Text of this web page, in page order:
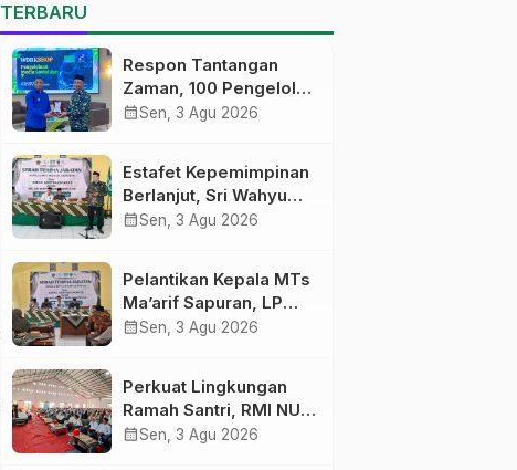
TERBARU
Respon Tantangan
Zaman, 100 Pengelola
Medsos Sekolah
Digital
calendar_monthSen, 3 Agu 2026
Estafet Kepemimpinan
Berlanjut, Sri Wahyu
Susilowati Resmi
calendar_monthSen, 3 Agu 2026
Pelantikan Kepala MTs
Ma’arif Sapuran, LP
Ma’arif NU Wonosobo
Kepemimpinan
Nahdliyah
calendar_monthSen, 3 Agu 2026
Perkuat Lingkungan
Ramah Santri, RMI NU
Gelar ‘Sambang
calendar_monthSen, 3 Agu 2026